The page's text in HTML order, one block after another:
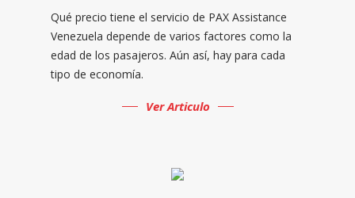
Qué precio tiene el servicio de PAX Assistance
Venezuela depende de varios factores como la
edad de los pasajeros. Aún así, hay para cada
tipo de economía.
Ver Articulo